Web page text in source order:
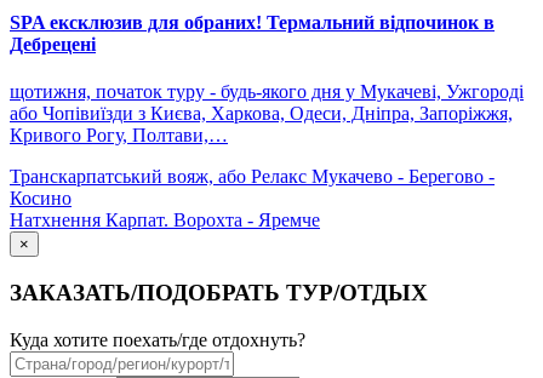
SPA ексклюзив для обраних! Термальний відпочинок в
Дебрецені
щотижня, початок туру - будь-якого дня у Мукачеві, Ужгороді
або Чопівиїзди з Києва, Харкова, Одеси, Дніпра, Запоріжжя,
Кривого Рогу, Полтави,…
Транскарпатський вояж, або Релакс Мукачево - Берегово -
Косино
Натхнення Карпат. Ворохта - Яремче
×
ЗАКАЗАТЬ/ПОДОБРАТЬ ТУР/ОТДЫХ
Куда хотите поехать/где отдохнуть?